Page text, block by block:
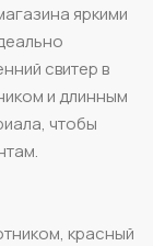
яркими
свитер в
и длинным
чтобы
красный